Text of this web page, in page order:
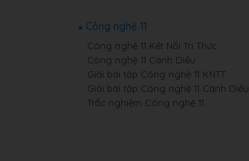
Công nghệ 11
Công nghệ 11 Kết Nối Tri Thức
Công nghệ 11 Cánh Diều
Giải bài tập Công nghệ 11 KNTT
Giải bài tập Công nghệ 11 Cánh Diều
Trắc nghiệm Công nghệ 11